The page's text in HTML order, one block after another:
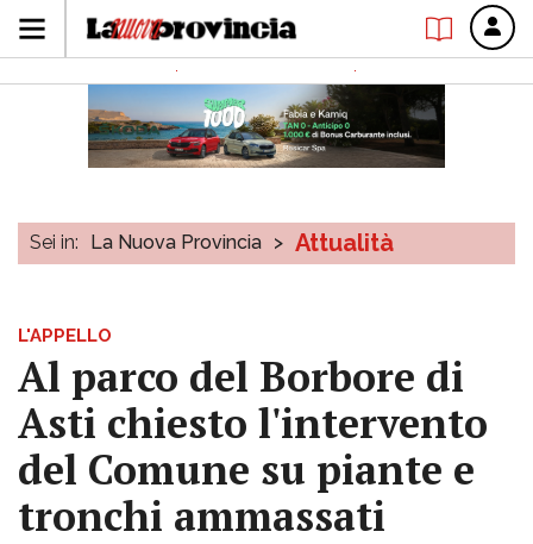
Sei in: La Nuova Provincia > Attualità
L'APPELLO
Al parco del Borbore di
Asti chiesto l'intervento
del Comune su piante e
tronchi ammassati